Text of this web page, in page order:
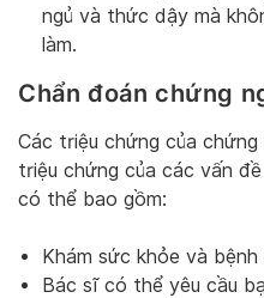
ngủ và thức dậy mà
làm.
Chẩn đoán chứng
Các triệu chứng của
triệu chứng của các vấn
có thể bao gồm:
Khám sức khỏe và bệnh
Bác sĩ có thể yêu cầu